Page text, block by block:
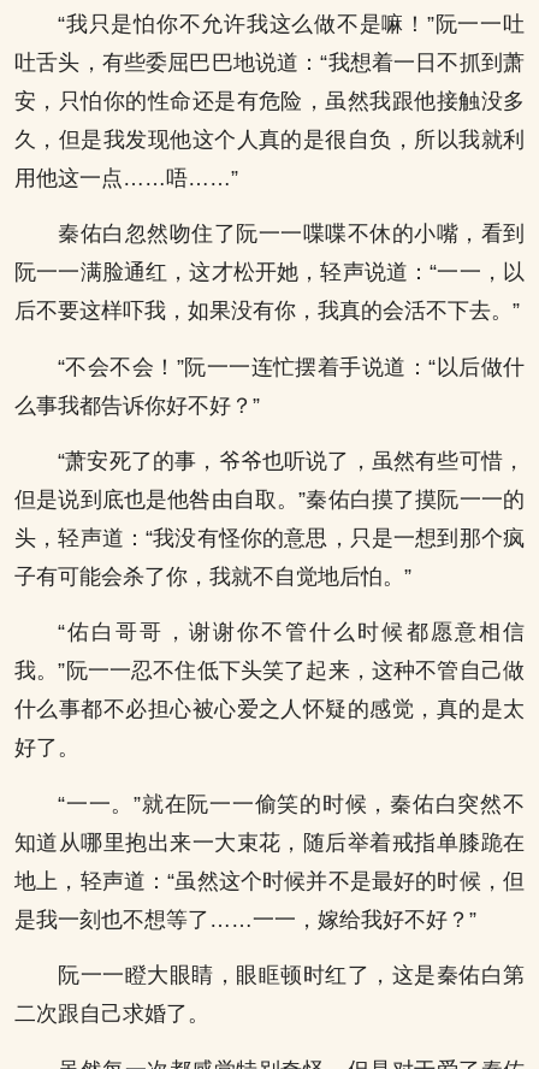
“我只是怕你不允许我这么做不是嘛！”阮一一吐
吐舌头，有些委屈巴巴地说道：“我想着一日不抓到萧
安，只怕你的性命还是有危险，虽然我跟他接触没多
久，但是我发现他这个人真的是很自负，所以我就利
用他这一点……唔……”
秦佑白忽然吻住了阮一一喋喋不休的小嘴，看到
阮一一满脸通红，这才松开她，轻声说道：“一一，以
后不要这样吓我，如果没有你，我真的会活不下去。”
“不会不会！”阮一一连忙摆着手说道：“以后做什
么事我都告诉你好不好？”
“萧安死了的事，爷爷也听说了，虽然有些可惜，
但是说到底也是他咎由自取。”秦佑白摸了摸阮一一的
头，轻声道：“我没有怪你的意思，只是一想到那个疯
子有可能会杀了你，我就不自觉地后怕。”
“佑白哥哥，谢谢你不管什么时候都愿意相信
我。”阮一一忍不住低下头笑了起来，这种不管自己做
什么事都不必担心被心爱之人怀疑的感觉，真的是太
好了。
“一一。”就在阮一一偷笑的时候，秦佑白突然不
知道从哪里抱出来一大束花，随后举着戒指单膝跪在
地上，轻声道：“虽然这个时候并不是最好的时候，但
是我一刻也不想等了……一一，嫁给我好不好？”
阮一一瞪大眼睛，眼眶顿时红了，这是秦佑白第
二次跟自己求婚了。